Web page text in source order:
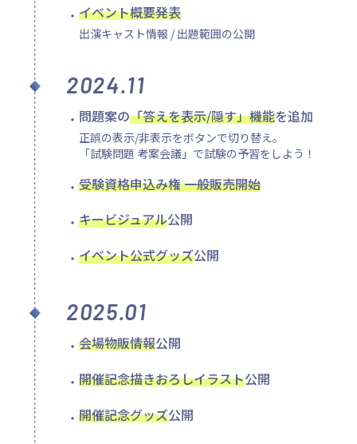
イベント概要発表
出演キャスト情報 / 出題範囲の公開
2024.11
問題案の「答えを表示/隠す」機能を追加
正誤の表示/非表示をボタンで切り替え。
「試験問題 考案会議」で試験の予習をしよう！
受験資格申込み権 一般販売開始
キービジュアル公開
イベント公式グッズ公開
2025.01
会場物販情報公開
開催記念描きおろしイラスト公開
開催記念グッズ公開